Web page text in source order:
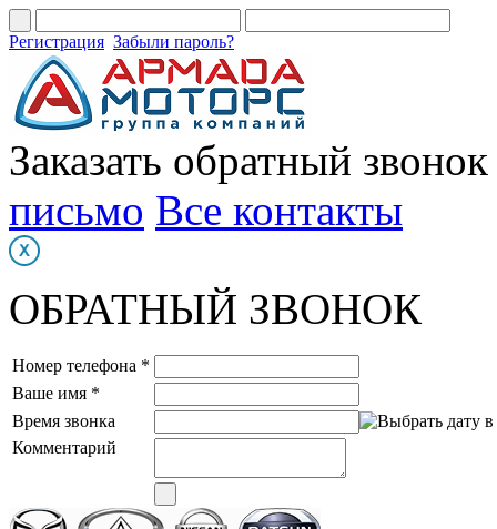
Регистрация Забыли пароль?
Заказать обратный звонок
письмо Все контакты
ОБРАТНЫЙ ЗВОНОК
Номер телефона *
Ваше имя *
Время звонка
Комментарий